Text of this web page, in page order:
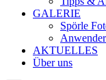
GALERIE
Spörle
AKTUELLES
Über uns